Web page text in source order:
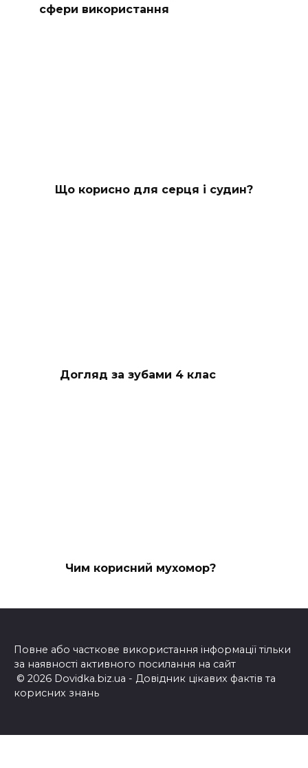
сфери використання
Що корисно для серця і судин?
Догляд за зубами 4 клас
Чим корисний мухомор?
Повне або часткове використання інформації тільки
за наявності активного посилання на сайт
© 2026 Dovidka.biz.ua - Довідник цікавих фактів та
корисних знань